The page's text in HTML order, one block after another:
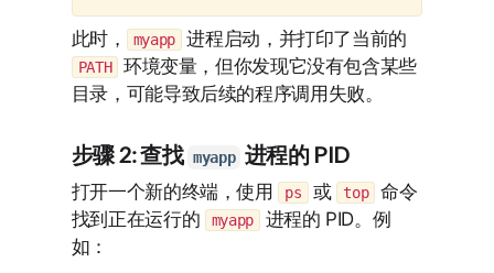
此时， myapp 进程启动，并打印了当前的
PATH
环境变量，但你发现它没有包含某些
目录，可能导致后续的程序调用失败。
步骤 2: 查找 myapp 进程的 PID
打开一个新的终端，使用 ps 或 top
命令
找到正在运行的
myapp
进程的 PID。例
如：